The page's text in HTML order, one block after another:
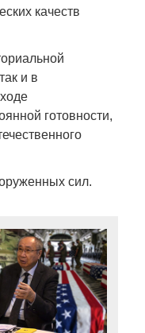
качеств
и в
готовности,
сил.
14:00 28888
Трамп разгромил